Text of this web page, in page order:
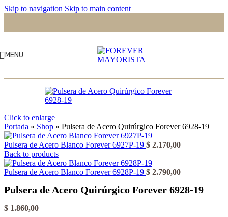
Skip to navigation Skip to main content
MENU
Click to enlarge
Portada » Shop » Pulsera de Acero Quirúrgico Forever 6928-19
Pulsera de Acero Blanco Forever 6927P-19 $ 2.170,00
Back to products
Pulsera de Acero Blanco Forever 6928P-19 $ 2.790,00
Pulsera de Acero Quirúrgico Forever 6928-19
$ 1.860,00